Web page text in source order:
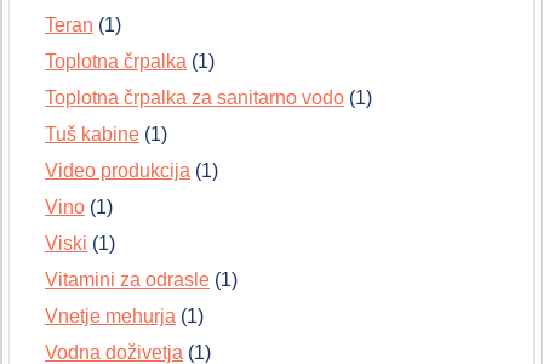
Teran (1)
Toplotna črpalka (1)
Toplotna črpalka za sanitarno vodo (1)
Tuš kabine (1)
Video produkcija (1)
Vino (1)
Viski (1)
Vitamini za odrasle (1)
Vnetje mehurja (1)
Vodna doživetja (1)